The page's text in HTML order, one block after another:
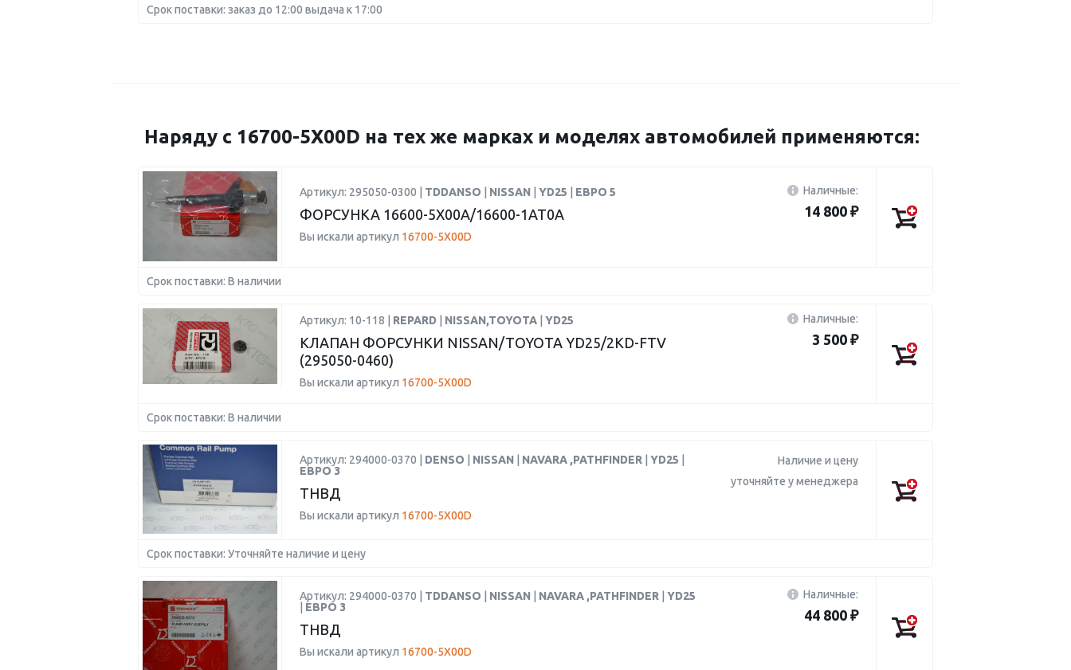
Срок поставки: заказ до 12:00 выдача к 17:00
Наряду с 16700-5X00D на тех же марках и моделях автомобилей применяются:
Артикул: 295050-0300 | TDDANSO NISSAN YD25 ЕВРО 5
ФОРСУНКА 16600-5X00A/16600-1AT0A
Вы искали артикул 16700-5X00D
Наличные:
14 800 ₽
Срок поставки: В наличии
Артикул: 10-118 | REPARD NISSAN,TOYOTA YD25
КЛАПАН ФОРСУНКИ NISSAN/TOYOTA YD25/2KD-FTV
(295050-0460)
Вы искали артикул 16700-5X00D
Наличные:
3 500 ₽
Срок поставки: В наличии
Артикул: 294000-0370 | DENSO NISSAN NAVARA ,PATHFINDER YD25
ЕВРО 3
ТНВД
Вы искали артикул 16700-5X00D
Наличие и цену
уточняйте у менеджера
Срок поставки: Уточняйте наличие и цену
Артикул: 294000-0370 | TDDANSO NISSAN NAVARA ,PATHFINDER
YD25
ЕВРО 3
ТНВД
Вы искали артикул 16700-5X00D
Наличные:
44 800 ₽